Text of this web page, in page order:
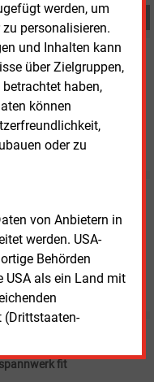
werden, um
personalisieren.
und Inhalten kann
über Zielgruppen,
haben,
können
oder zu
von Anbietern in
werden. USA-
Behörden
USA als ein Land mit
(Drittstaaten-
Dienstag, 20.08.2024, 16:09
von HGÜ-
Leistungen für mehr als
geht um die Gleichstrom-
werden
einen
entschieden und die
fit